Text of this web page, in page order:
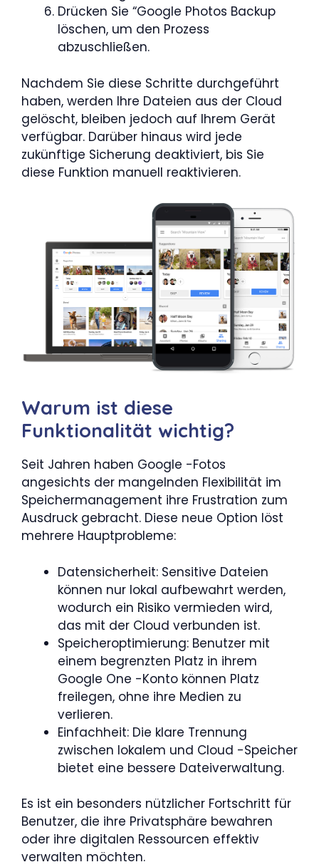
Drücken Sie “Google Photos Backup
löschen, um den Prozess
abzuschließen.
Nachdem Sie diese Schritte durchgeführt
haben, werden Ihre Dateien aus der Cloud
gelöscht, bleiben jedoch auf Ihrem Gerät
verfügbar. Darüber hinaus wird jede
zukünftige Sicherung deaktiviert, bis Sie
diese Funktion manuell reaktivieren.
Warum ist diese
Funktionalität wichtig?
Seit Jahren haben Google -Fotos
angesichts der mangelnden Flexibilität im
Speichermanagement ihre Frustration zum
Ausdruck gebracht. Diese neue Option löst
mehrere Hauptprobleme:
Datensicherheit: Sensitive Dateien
können nur lokal aufbewahrt werden,
wodurch ein Risiko vermieden wird,
das mit der Cloud verbunden ist.
Speicheroptimierung: Benutzer mit
einem begrenzten Platz in ihrem
Google One -Konto können Platz
freilegen, ohne ihre Medien zu
verlieren.
Einfachheit: Die klare Trennung
zwischen lokalem und Cloud -Speicher
bietet eine bessere Dateiverwaltung.
Es ist ein besonders nützlicher Fortschritt für
Benutzer, die ihre Privatsphäre bewahren
oder ihre digitalen Ressourcen effektiv
verwalten möchten.